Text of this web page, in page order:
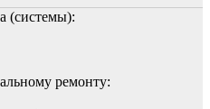
(системы):
ремонту: